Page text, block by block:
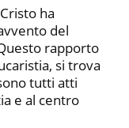
ha
del
rapporto
si tro­va
tutti atti
e al centro